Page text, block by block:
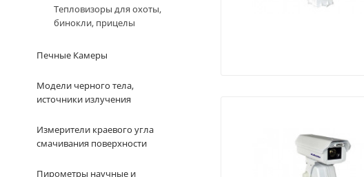
Тепловизоры для охоты,
бинокли, прицелы
Печные Камеры
Модели черного тела,
источники излучения
Измерители краевого угла
смачивания поверхности
Пирометры научные и